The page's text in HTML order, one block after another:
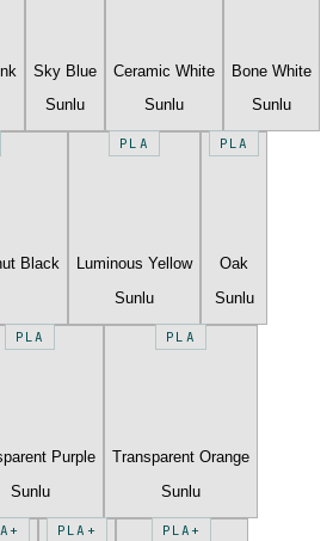
Sky Blue
Sunlu
Ceramic White
Sunlu
Bone White
Sunlu
Black
PLA
Luminous Yellow
Sunlu
PLA
Oak
Sunlu
PLA
Purple
Sunlu
PLA
Transparent Orange
Sunlu
PLA+ PLA+